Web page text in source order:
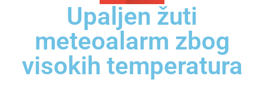
Upaljen žuti
meteoalarm zbog
visokih temperatura